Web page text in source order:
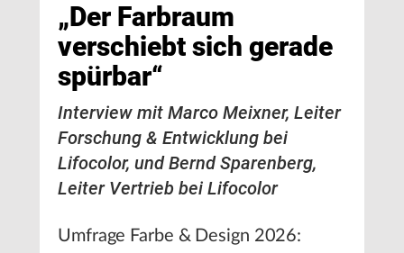
„Der Farbraum
verschiebt sich gerade
spürbar“
Interview mit Marco Meixner, Leiter
Forschung & Entwicklung bei
Lifocolor, und Bernd Sparenberg,
Leiter Vertrieb bei Lifocolor
Umfrage Farbe & Design 2026: